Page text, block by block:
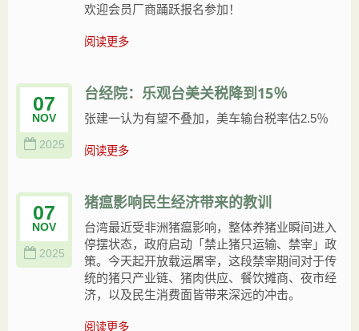
欢迎会员厂商踊跃报名参加！
阅读更多
07
NOV
2025
台经院：乐观台美关税降到15％
张建一认为有望不叠加，美车输台税率估2.5％
阅读更多
07
NOV
2025
猪瘟影响民生经济带来的教训
台湾最近受非洲猪瘟影响，整体养猪业瞬间进入
停摆状态，政府启动「禁止猪只运输、禁宰」政
策。今天起开放载运屠宰，这段禁宰期间对于传
统的猪只产业链、猪肉供应、餐饮摊商、夜市经
济，以及民生消费面皆带来深远的冲击。
阅读更多